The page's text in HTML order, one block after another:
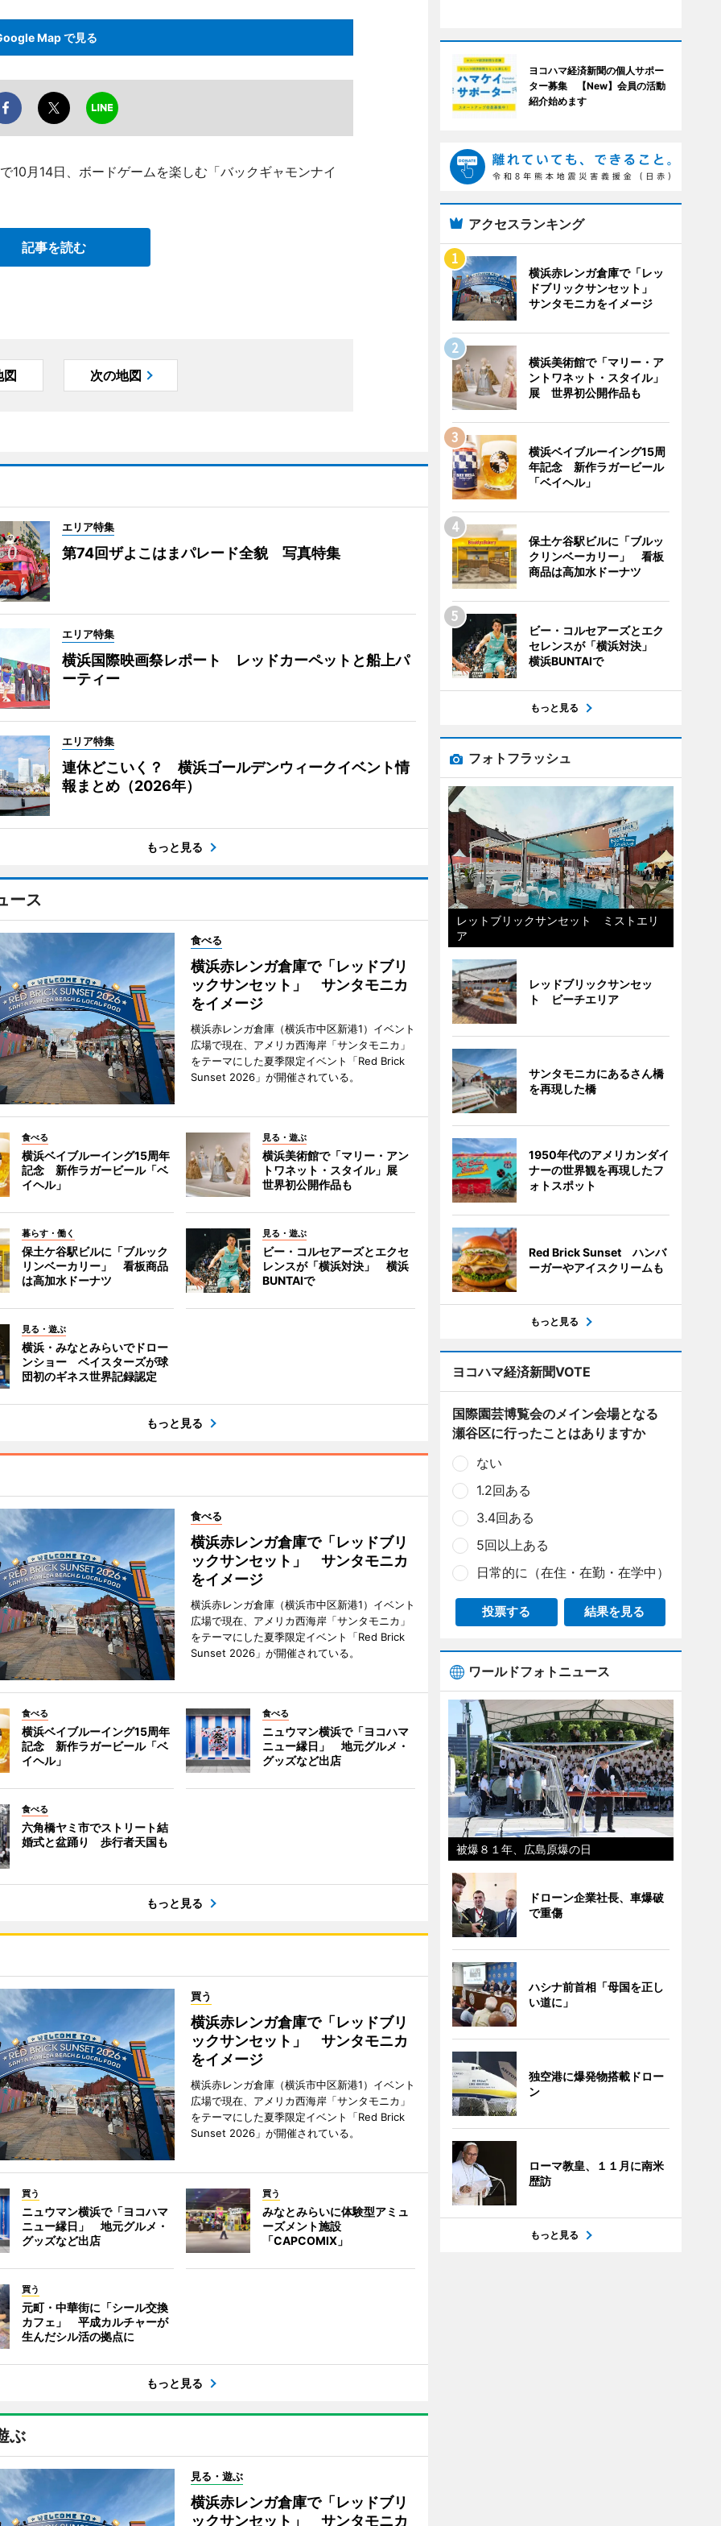
Map で見る
10月14日、ボードゲームを楽しむ「バックギャモンナイ
記事を読む
図 次の地図
エリア特集
第74回ザよこはまパレード全貌 写真特集
エリア特集
横浜国際映画祭レポート レッドカーペットと船上パ
ーティー
エリア特集
連休どこいく？ 横浜ゴールデンウィークイベント情
報まとめ（2026年）
もっと見る
ース
食べる
横浜赤レンガ倉庫で「レッドブリ
ックサンセット」 サンタモニカ
をイメージ
横浜赤レンガ倉庫（横浜市中区新港1）イベント
広場で現在、アメリカ西海岸「サンタモニカ」
をテーマにした夏季限定イベント「Red Brick
Sunset 2026」が開催されている。
食べる
横浜ベイブルーイング15周年
記念 新作ラガービール「ベ
イヘル」
見る・遊ぶ
横浜美術館で「マリー・アン
トワネット・スタイル」展
世界初公開作品も
暮らす・働く
保土ケ谷駅ビルに「ブルック
リンベーカリー」 看板商品
は高加水ドーナツ
見る・遊ぶ
ビー・コルセアーズとエクセ
レンスが「横浜対決」 横浜
BUNTAIで
見る・遊ぶ
横浜・みなとみらいでドロー
ンショー ベイスターズが球
団初のギネス世界記録認定
もっと見る
食べる
横浜赤レンガ倉庫で「レッドブリ
ックサンセット」 サンタモニカ
をイメージ
横浜赤レンガ倉庫（横浜市中区新港1）イベント
広場で現在、アメリカ西海岸「サンタモニカ」
をテーマにした夏季限定イベント「Red Brick
Sunset 2026」が開催されている。
食べる
横浜ベイブルーイング15周年
記念 新作ラガービール「ベ
イヘル」
食べる
ニュウマン横浜で「ヨコハマ
ニュー縁日」 地元グルメ・
グッズなど出店
食べる
六角橋ヤミ市でストリート結
婚式と盆踊り 歩行者天国も
もっと見る
買う
横浜赤レンガ倉庫で「レッドブリ
ックサンセット」 サンタモニカ
をイメージ
横浜赤レンガ倉庫（横浜市中区新港1）イベント
広場で現在、アメリカ西海岸「サンタモニカ」
をテーマにした夏季限定イベント「Red Brick
Sunset 2026」が開催されている。
買う
ニュウマン横浜で「ヨコハマ
ニュー縁日」 地元グルメ・
グッズなど出店
買う
みなとみらいに体験型アミュ
ーズメント施設
「CAPCOMIX」
買う
元町・中華街に「シール交換
カフェ」 平成カルチャーが
生んだシル活の拠点に
もっと見る
ぶ
見る・遊ぶ
横浜赤レンガ倉庫で「レッドブリ
ックサンセット」 サンタモニカ
ヨコハマ経済新聞の個人サポー
ター募集 【New】会員の活動
紹介始めます
アクセスランキング
横浜赤レンガ倉庫で「レッ
ドブリックサンセット」
サンタモニカをイメージ
横浜美術館で「マリー・ア
ントワネット・スタイル」
展 世界初公開作品も
横浜ベイブルーイング15周
年記念 新作ラガービール
「ベイヘル」
保土ケ谷駅ビルに「ブルッ
クリンベーカリー」 看板
商品は高加水ドーナツ
ビー・コルセアーズとエク
セレンスが「横浜対決」
横浜BUNTAIで
もっと見る
フォトフラッシュ
レットブリックサンセット ミストエリ
ア
レッドブリックサンセッ
ト ビーチエリア
サンタモニカにあるさん橋
を再現した橋
1950年代のアメリカンダイ
ナーの世界観を再現したフ
ォトスポット
Red Brick Sunset ハンバ
ーガーやアイスクリームも
もっと見る
ヨコハマ経済新聞VOTE
国際園芸博覧会のメイン会場となる
瀬谷区に行ったことはありますか
ない
1.2回ある
3.4回ある
5回以上ある
日常的に（在住・在勤・在学中）
投票する 結果を見る
ワールドフォトニュース
被爆８１年、広島原爆の日
ドローン企業社長、車爆破
で重傷
ハシナ前首相「母国を正し
い道に」
独空港に爆発物搭載ドロー
ン
ローマ教皇、１１月に南米
歴訪
もっと見る